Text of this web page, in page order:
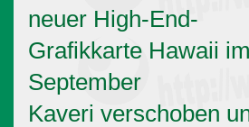
neuer High-End-
Grafikkarte Hawaii
September
Kaveri verschoben